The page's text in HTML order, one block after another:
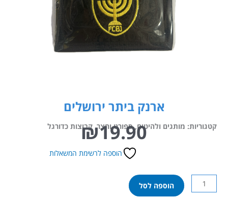
ארנק ביתר ירושלים
קטגוריות: מותגים ולהיטים,ספורט וחצר,קבוצות כדורגל
₪19.90
הוספה לרשימת המשאלות
כמות
של
הוספה לסל